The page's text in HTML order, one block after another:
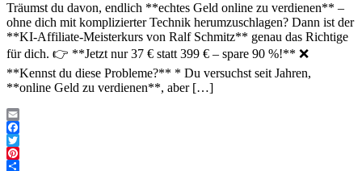
Träumst du davon, endlich **echtes Geld online zu verdienen** –
ohne dich mit komplizierter Technik herumzuschlagen? Dann ist der
**KI-Affiliate-Meisterkurs von Ralf Schmitz** genau das Richtige
für dich. 👉 **Jetzt nur 37 € statt 399 € – spare 90 %!** ❌
**Kennst du diese Probleme?** * Du versuchst seit Jahren,
**online Geld zu verdienen**, aber […]
Email
Facebook
Twitter
Pinterest